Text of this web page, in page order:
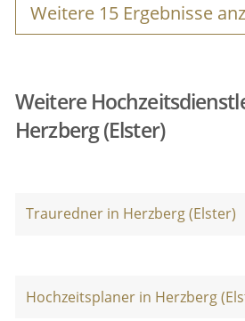
Weitere 15 Ergebnisse
Weitere
Herzberg (Elster)
Trauredner in Herzberg (Elster)
Hochzeitsplaner in Herzberg